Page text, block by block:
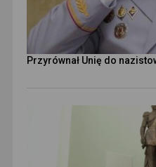
Przyrównał Unię do